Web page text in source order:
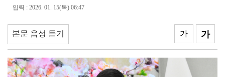
폭염·가뭄·고수온 비상…농·수협, 현장 지원 총력
[강소기업을 키우자] 궁전제과
입력 : 2026. 01. 15(목) 06:47
본문 음성 듣기 가
가